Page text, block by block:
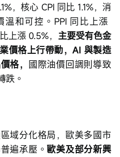
，核心 CPI 同比 1.1%，消
和可控。PPI 同比上漲
上漲 0.5%， 主要受有色金
價格上行帶動，AI 與製造
格， 國際油價回調則導致
跌。
域分化格局，歐美多國市
遍承壓。歐美及部分新興